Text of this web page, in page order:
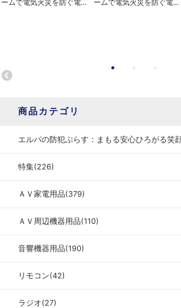
ームで電気火災を防ぐ電... ームで電気火災を防ぐ電...
商品カテゴリ
エルパの防犯ぷらす：まもる安心ひろがる笑
特集(226)
ＡＶ家電用品(379)
ＡＶ周辺機器用品(110)
音響機器用品(190)
リモコン(42)
ラジオ(27)